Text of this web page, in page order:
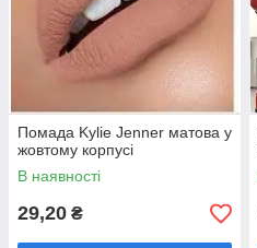
Помада Kylie Jenner матова у
жовтому корпусі
В наявності
29,20 ₴